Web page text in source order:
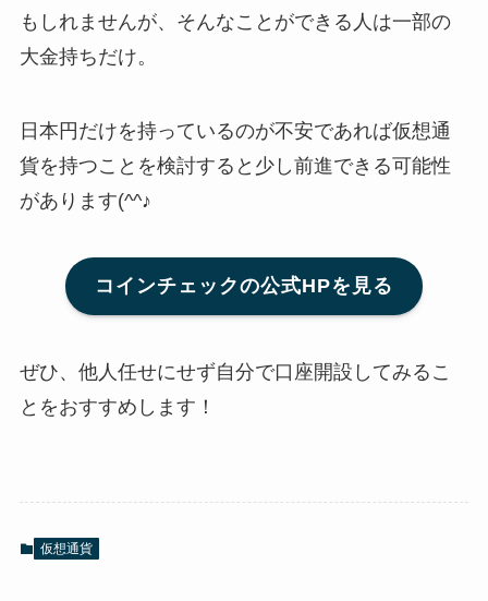
もしれませんが、そんなことができる人は一部の
大金持ちだけ。
日本円だけを持っているのが不安であれば仮想通
貨を持つことを検討すると少し前進できる可能性
があります(^^♪
コインチェックの公式HPを見る
ぜひ、他人任せにせず自分で口座開設してみるこ
とをおすすめします！
仮想通貨